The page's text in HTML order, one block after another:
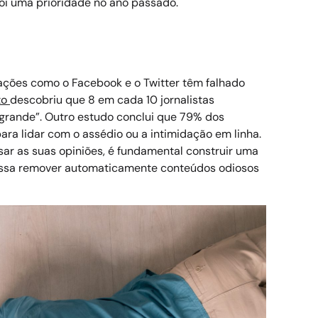
como o Facebook e o Twitter têm falhado
descobriu que 8 em cada 10 jornalistas
Outro estudo conclui que 79% dos
lidar com o assédio ou a intimidação em linha.
as suas opiniões, é fundamental construir uma
remover automaticamente conteúdos odiosos